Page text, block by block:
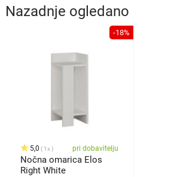
Nazadnje ogledano
-18%
5,0 1x pri dobavitelju
Nočna omarica Elos
Right White